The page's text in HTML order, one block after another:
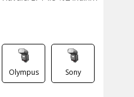
Olympus Sony